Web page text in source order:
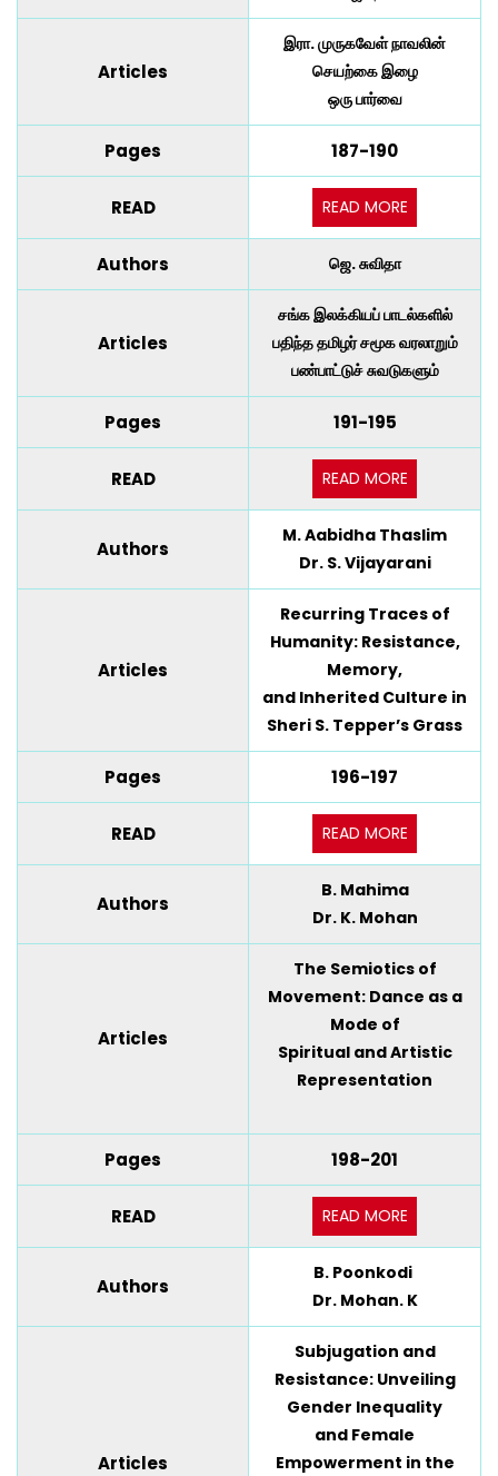
Articles
இரா. முருகவேள் நாவலின்
செயற்கை இழை
ஒரு பார்வை
Pages 187-190
READ READ MORE
Authors ஜெ. சுவிதா
Articles
சங்க இலக்கியப் பாடல்களில்
பதிந்த தமிழர் சமூகவரலாறும்
பண்பாட்டுச் சுவடுகளும்
Pages 191-195
READ READ MORE
Authors
M. Aabidha Thaslim
Dr. S. Vijayarani
Articles
Recurring Traces of
Humanity: Resistance,
Memory,
and Inherited Culture in
Sheri S. Tepper’s Grass
Pages 196-197
READ READ MORE
Authors
B. Mahima
Dr. K. Mohan
Articles
The Semiotics of
Movement: Dance as a
Mode of
Spiritual and Artistic
Representation
Pages 198-201
READ READ MORE
Authors
B. Poonkodi
Dr. Mohan. K
Articles
Subjugation and
Resistance: Unveiling
Gender Inequality
and Female
Empowerment in the